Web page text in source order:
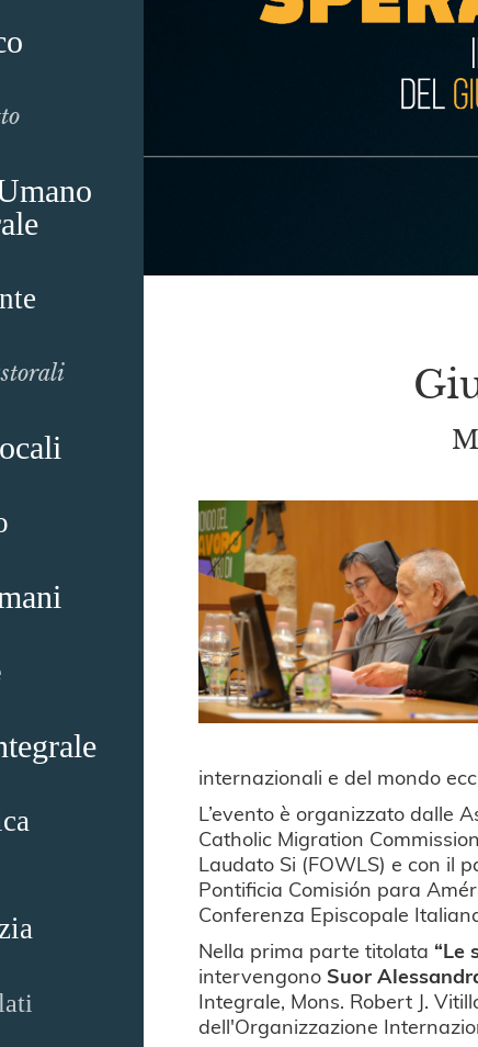
internazionali e del mondo
L’evento è organizzato dalle
Catholic Migration
Laudato Si (FOWLS) e con il
Pontificia Comisión para
Conferenza Episcopale
Nella prima parte titolata “Le
intervengono Suor
Integrale, Mons. Robert J.
dell'Organizzazione